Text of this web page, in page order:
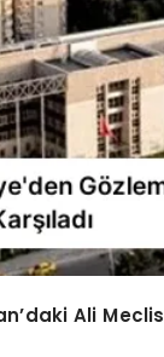
Ali